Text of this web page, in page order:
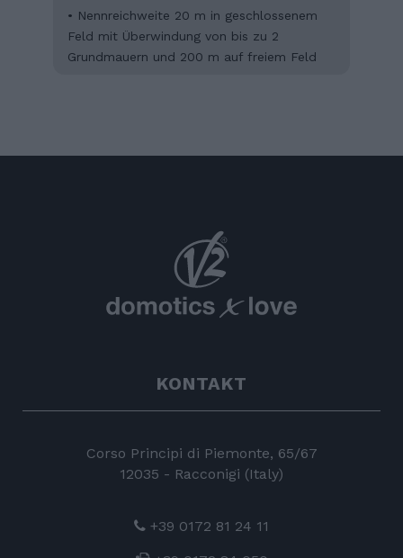
• Nennreichweite 20 m in geschlossenem
Feld mit Überwindung von bis zu 2
Grundmauern und 200 m auf freiem Feld
KONTAKT
Corso Principi di Piemonte, 65/67
12035 - Racconigi (Italy)
+39 0172 81 24 11